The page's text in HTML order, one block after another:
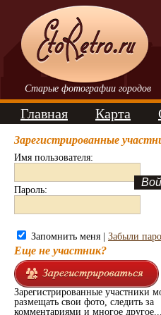
Старые фотографии городов
Главная Карта
Зарегистрированные
Имя пользователя:
Пароль:
Запомнить меня | Забыли
Еще не участник?
Зарегистрированные участники
размещать свои фото, следить за
комментариями и многое другое...